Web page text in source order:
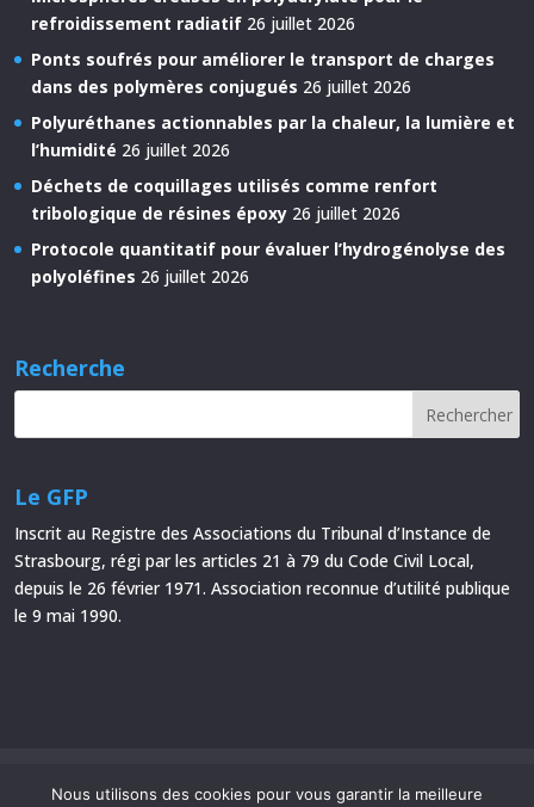
refroidissement radiatif 26 juillet 2026
Ponts soufrés pour améliorer le transport de charges
dans des polymères conjugués 26 juillet 2026
Polyuréthanes actionnables par la chaleur, la lumière et
l’humidité 26 juillet 2026
Déchets de coquillages utilisés comme renfort
tribologique de résines époxy 26 juillet 2026
Protocole quantitatif pour évaluer l’hydrogénolyse des
polyoléfines 26 juillet 2026
Recherche
Le GFP
Inscrit au Registre des Associations du Tribunal d’Instance de
Strasbourg, régi par les articles 21 à 79 du Code Civil Local,
depuis le 26 février 1971. Association reconnue d’utilité publique
le 9 mai 1990.
Nous utilisons des cookies pour vous garantir la meilleure